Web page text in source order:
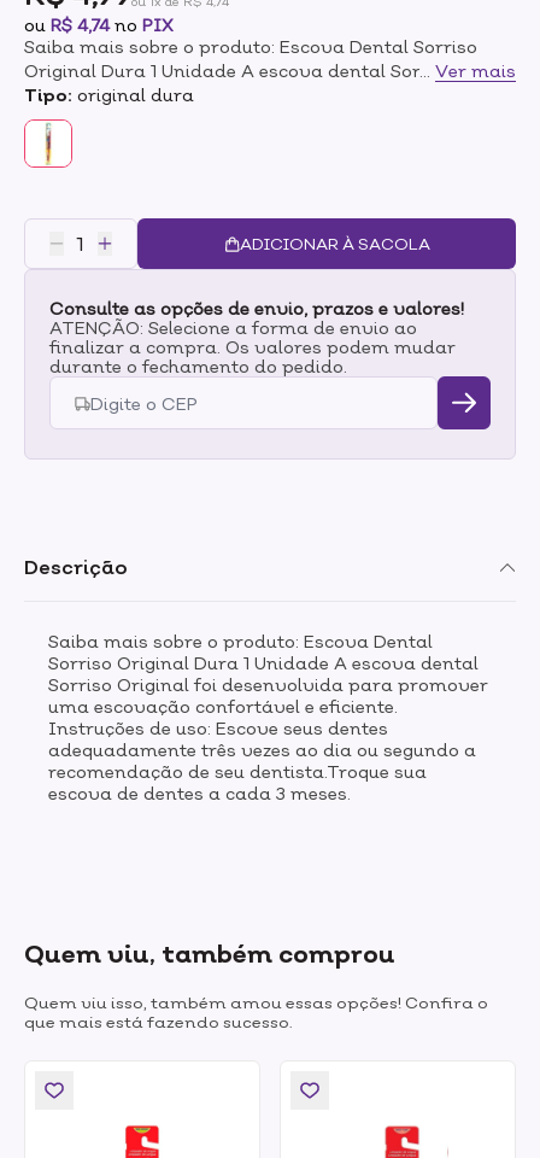
ou R$ 4,74no PIX
Saiba mais sobre o produto: Escova Dental Sorriso
Original Dura 1 Unidade A escova dental Sorriso
Original foi desenvolvida para promover uma
escovação confortável e eficiente. Instruções de uso:
Escove seus dentes adequadamente três vezes ao dia
ou segundo a recomendação de seu dentista.Troque
Ver mais
Tipo: original dura
ADICIONAR À SACOLA
Consulte as opções de envio, prazos e valores!
ATENÇÃO: Selecione a forma de envio ao
finalizar a compra. Os valores podem mudar
durante o fechamento do pedido.
Descrição
Saiba mais sobre o produto: Escova Dental
Sorriso Original Dura 1 Unidade A escova dental
Sorriso Original foi desenvolvida para promover
uma escovação confortável e eficiente.
Instruções de uso: Escove seus dentes
adequadamente três vezes ao dia ou segundo a
recomendação de seu dentista.Troque sua
escova de dentes a cada 3 meses.
Quem viu, também comprou
Quem viu isso, também amou essas opções! Confira o
que mais está fazendo sucesso.